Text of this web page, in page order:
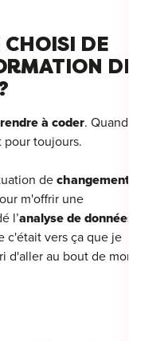
CHOISI DE
DE
à coder. Quand on
pour toujours.
de changement
m'offrir une
l’analyse de données
c'était vers ça que je
d'aller au bout de mon